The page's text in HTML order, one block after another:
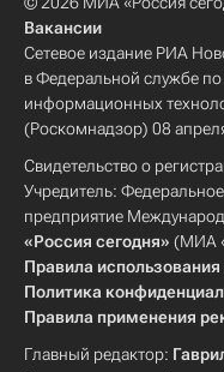
Вакансии
Сетевое издание РИА
в Федеральной службе
информационных
(Роскомнадзор) 08
Свидетельство о
Учредитель:
предприятие
«Россия сегодня» (МИА
Правила
Политика
Правила применения
Главный редактор: